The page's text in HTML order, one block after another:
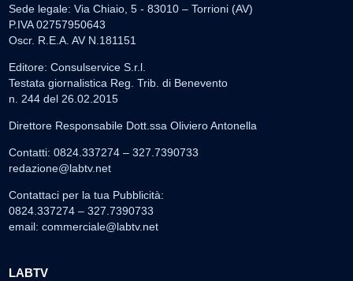
Sede legale: Via Chiaio, 5 - 83010 – Torrioni (AV)
P.IVA 02757950643
Oscr. R.E.A. AV N.181151
Editore: Consulservice S.r.l.
Testata giornalistica Reg. Trib. di Benevento
n. 244 del 26.02.2015
Direttore Responsabile Dott.ssa Oliviero Antonella
Contatti: 0824.337274 – 327.7390733
redazione@labtv.net
Contattaci per la tua Pubblicità:
0824.337274 – 327.7390733
email: commerciale@labtv.net
LABTV